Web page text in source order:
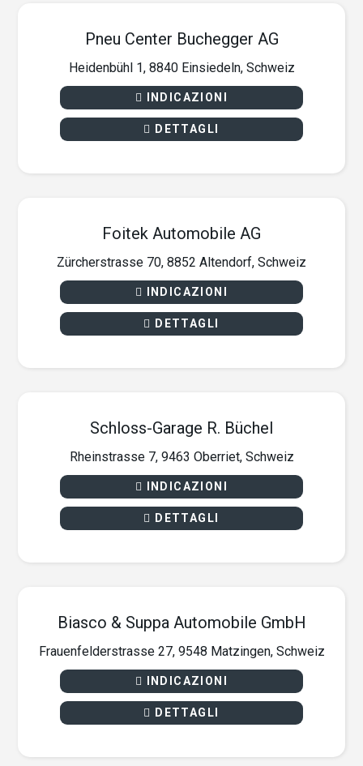
Pneu Center Buchegger AG
Heidenbühl 1, 8840 Einsiedeln, Schweiz
INDICAZIONI
DETTAGLI
Foitek Automobile AG
Zürcherstrasse 70, 8852 Altendorf, Schweiz
INDICAZIONI
DETTAGLI
Schloss-Garage R. Büchel
Rheinstrasse 7, 9463 Oberriet, Schweiz
INDICAZIONI
DETTAGLI
Biasco & Suppa Automobile GmbH
Frauenfelderstrasse 27, 9548 Matzingen, Schweiz
INDICAZIONI
DETTAGLI